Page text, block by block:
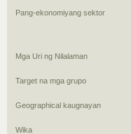
Pang-ekonomiyang sektor
Mga Uri ng Nilalaman
Target na mga grupo
Geographical kaugnayan
Wika